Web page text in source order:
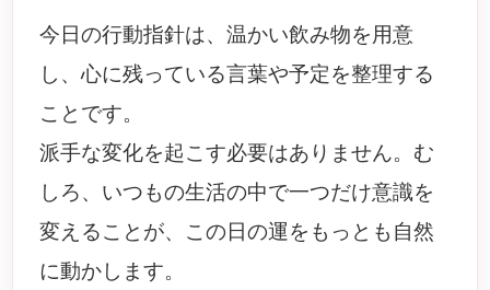
今日の行動指針は、温かい飲み物を用意
し、心に残っている言葉や予定を整理する
ことです。
派手な変化を起こす必要はありません。む
しろ、いつもの生活の中で一つだけ意識を
変えることが、この日の運をもっとも自然
に動かします。